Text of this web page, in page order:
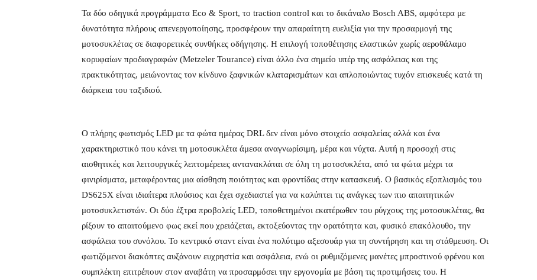
Τα δύο οδηγικά προγράμματα Eco & Sport, το traction control και το δικάναλο Bosch ABS, αμφότερα με
δυνατότητα πλήρους απενεργοποίησης, προσφέρουν την απαραίτητη ευελιξία για την προσαρμογή της
μοτοσυκλέτας σε διαφορετικές συνθήκες οδήγησης. Η επιλογή τοποθέτησης ελαστικών χωρίς αεροθάλαμο
κορυφαίων προδιαγραφών (Metzeler Tourance) είναι άλλο ένα σημείο υπέρ της ασφάλειας και της
πρακτικότητας, μειώνοντας τον κίνδυνο ξαφνικών κλαταρισμάτων και απλοποιώντας τυχόν επισκευές κατά τη
διάρκεια του ταξιδιού.
Ο πλήρης φωτισμός LED με τα φώτα ημέρας DRL δεν είναι μόνο στοιχείο ασφαλείας αλλά και ένα
χαρακτηριστικό που κάνει τη μοτοσυκλέτα άμεσα αναγνωρίσιμη, μέρα και νύχτα. Αυτή η προσοχή στις
αισθητικές και λειτουργικές λεπτομέρειες αντανακλάται σε όλη τη μοτοσυκλέτα, από τα φώτα μέχρι τα
φινιρίσματα, μεταφέροντας μια αίσθηση ποιότητας και φροντίδας στην κατασκευή. Ο βασικός εξοπλισμός του
DS625X είναι ιδιαίτερα πλούσιος και έχει σχεδιαστεί για να καλύπτει τις ανάγκες των πιο απαιτητικών
μοτοσυκλετιστών. Οι δύο έξτρα προβολείς LED, τοποθετημένοι εκατέρωθεν του ρύγχους της μοτοσυκλέτας, θα
ρίξουν το απαιτούμενο φως εκεί που χρειάζεται, εκτοξεύοντας την ορατότητα και, φυσικό επακόλουθο, την
ασφάλεια του συνόλου. Το κεντρικό σταντ είναι ένα πολύτιμο αξεσουάρ για τη συντήρηση και τη στάθμευση. Οι
φωτιζόμενοι διακόπτες αυξάνουν ευχρηστία και ασφάλεια, ενώ οι ρυθμιζόμενες μανέτες μπροστινού φρένου και
συμπλέκτη επιτρέπουν στον αναβάτη να προσαρμόσει την εργονομία με βάση τις προτιμήσεις του. H